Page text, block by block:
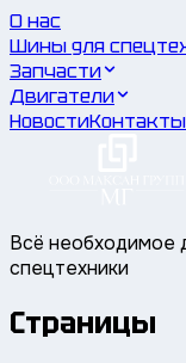
О нас
Шины для
Запчасти
Двигатели
НовостиКонтакты
Всё необходимое
спецтехники
Страницы